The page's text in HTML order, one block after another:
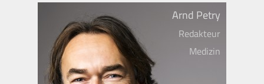
Arnd Petry
Redakteur
Medizin